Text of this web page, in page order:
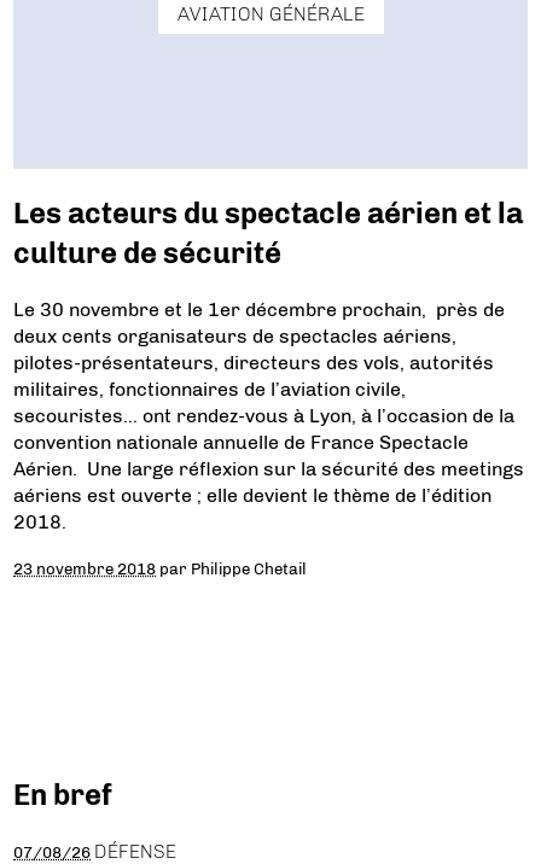
AVIATION GÉNÉRALE
Les acteurs du spectacle aérien et la
culture de sécurité
Le 30 novembre et le 1er décembre prochain, près de
deux cents organisateurs de spectacles aériens,
pilotes-présentateurs, directeurs des vols, autorités
militaires, fonctionnaires de l’aviation civile,
secouristes… ont rendez-vous à Lyon, à l’occasion de la
convention nationale annuelle de France Spectacle
Aérien. Une large réflexion sur la sécurité des meetings
aériens est ouverte ; elle devient le thème de l’édition
2018.
23 novembre 2018 par Philippe Chetail
En bref
07/08/26 DÉFENSE